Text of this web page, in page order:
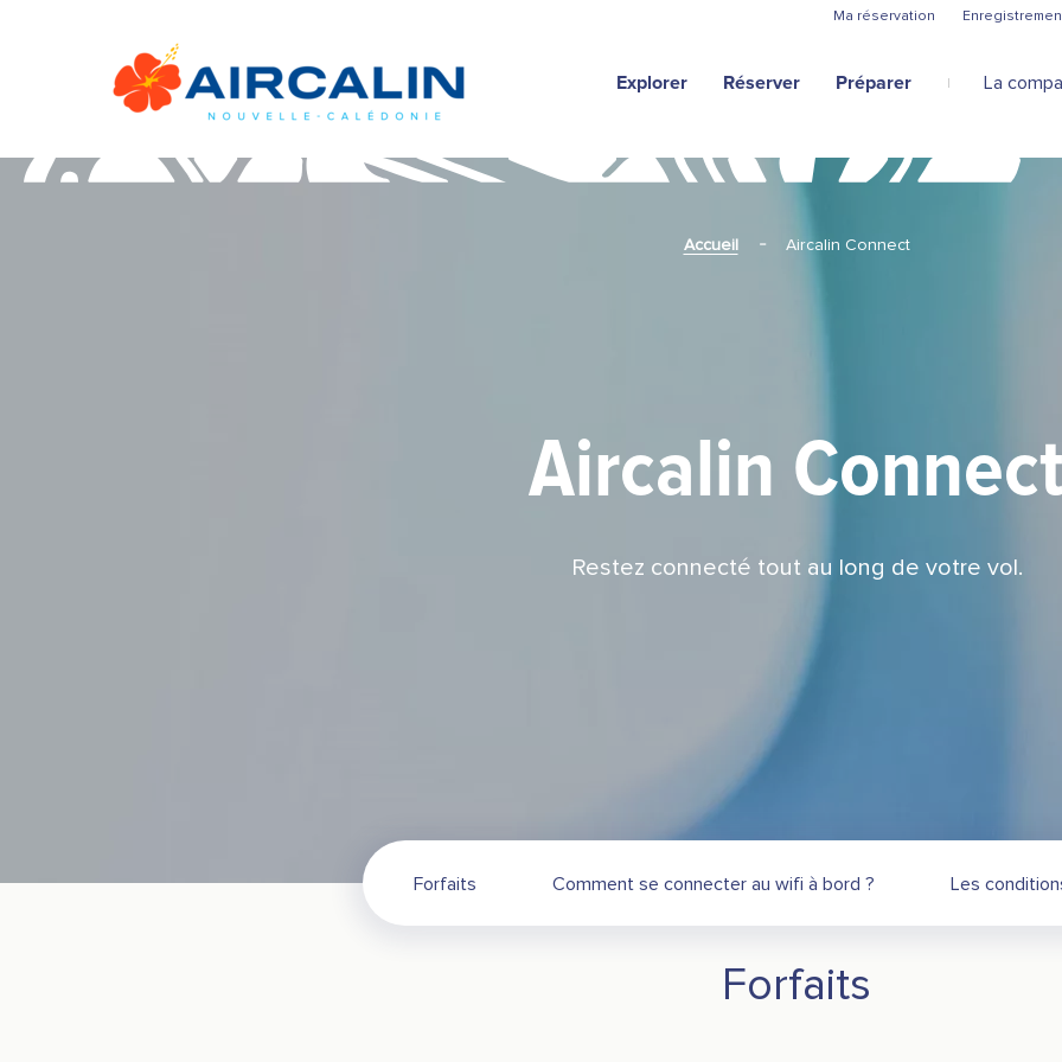
Aller au contenu principal
Ma réservation
Explorer Réserver Préparer La
Accueil Aircalin Connect
Aircalin Connect
Restez connecté tout au long de votre vol.
Forfaits Comment se connecter au wifi à bord ? Les
Forfaits